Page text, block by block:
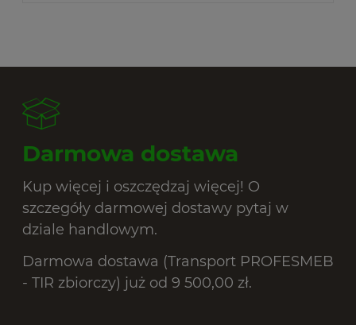
Darmowa dostawa
Kup więcej i oszczędzaj więcej! O
szczegóły darmowej dostawy pytaj w
dziale handlowym.
Darmowa dostawa (Transport PROFESMEB
- TIR zbiorczy) już od 9 500,00 zł.